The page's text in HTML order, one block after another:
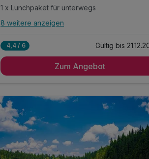
1 x Lunchpaket für unterwegs
Alle Inklusivleistungen
2 x reichhaltiges Frühstück vom Buffet
inkl. Wanderkartenmaterial an der Rezeption
täglich Kaffeekränzchen im Hotel
mit jeweils einem Kaffee und einem Stück
Kuchen
1 Obstteller auf dem Zimmer
8 weitere anzeigen
4,4 / 6 Gültig bis
Zum Angebot